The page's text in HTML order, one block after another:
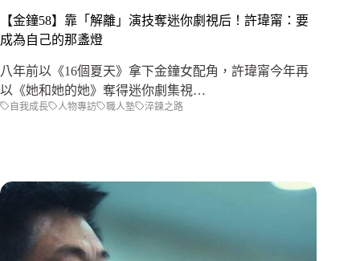
【金鐘58】靠「解離」演技奪迷你劇視后！許瑋甯：要
成為自己的那盞燈
八年前以《16個夏天》拿下金鐘女配角，許瑋甯今年再
以《她和她的她》奪得迷你劇集視…
自我成長 人物專訪 職人塾 淬鍊之路